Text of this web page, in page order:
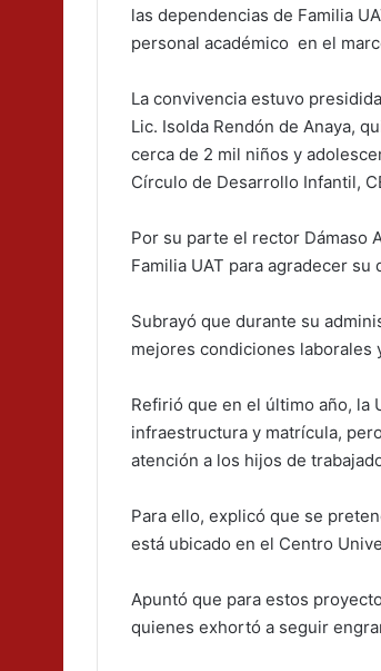
las dependencias de Familia
personal académico en el
La convivencia estuvo
Lic. Isolda Rendón de Anaya,
cerca de 2 mil niños y
Círculo de Desarrollo Infantil,
Por su parte el rector Dámaso
Familia UAT para agradecer su
Subrayó que durante su
mejores condiciones laborales
Refirió que en el último año, la
infraestructura y matrícula,
atención a los hijos de
Para ello, explicó que se
está ubicado en el Centro
Apuntó que para estos
quienes exhortó a seguir